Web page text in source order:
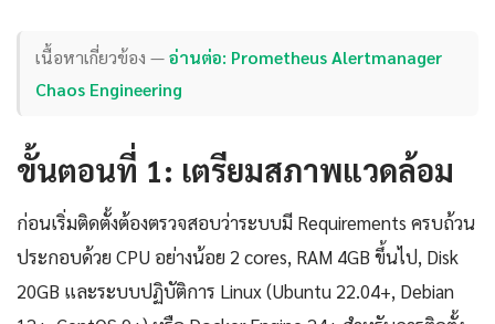
เนื้อหาเกี่ยวข้อง —อ่านต่อ: Prometheus Alertmanager
Chaos Engineering
ขั้นตอนที่ 1: เตรียมสภาพแวดล้อม
ก่อนเริ่มติดตั้งต้องตรวจสอบว่าระบบมี Requirements ครบถ้วน
ประกอบด้วย CPU อย่างน้อย 2 cores, RAM 4GB ขึ้นไป, Disk
20GB และระบบปฏิบัติการ Linux (Ubuntu 22.04+, Debian